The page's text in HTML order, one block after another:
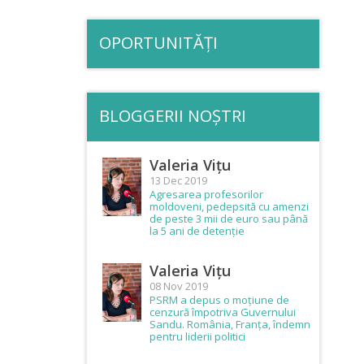
OPORTUNITĂȚI
BLOGGERII NOȘTRI
Valeria Vițu
13 Dec 2019
Agresarea profesorilor
moldoveni, pedepsită cu amenzi
de peste 3 mii de euro sau până
la 5 ani de detenție
Valeria Vițu
08 Nov 2019
PSRM a depus o moțiune de
cenzură împotriva Guvernului
Sandu. România, Franța, îndemn
pentru liderii politici